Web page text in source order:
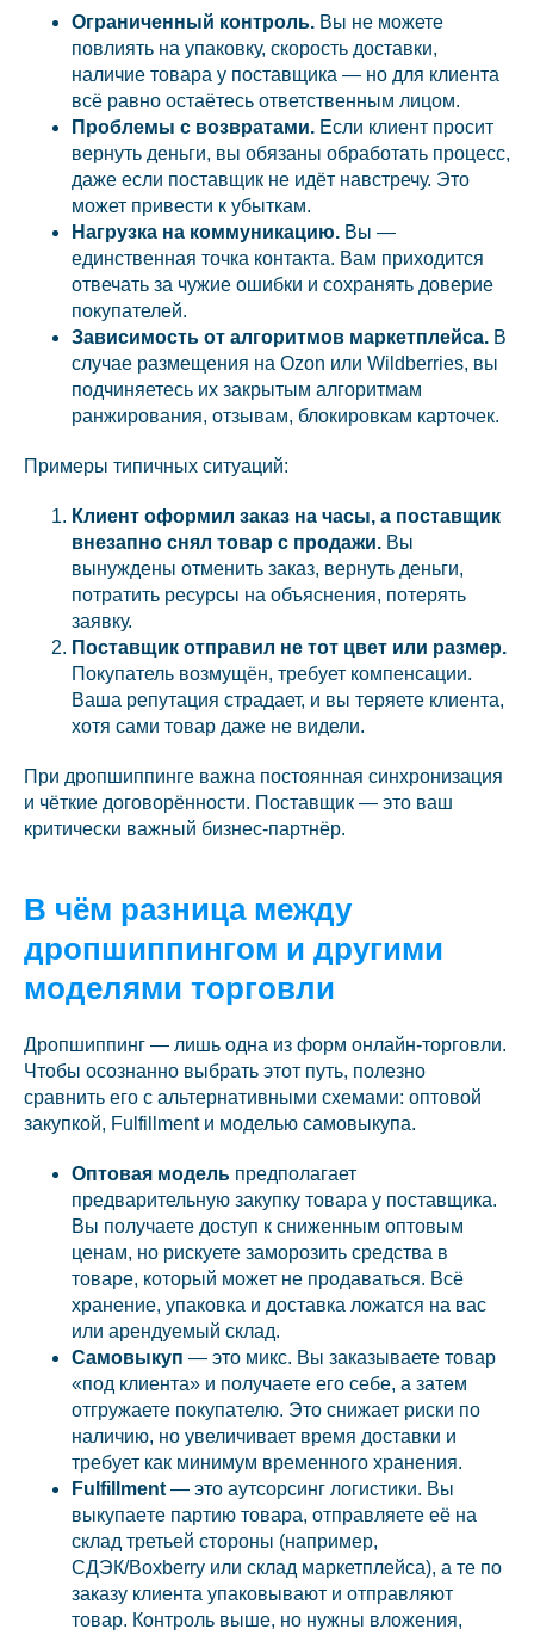
Ограниченный контроль. Вы не можете
повлиять на упаковку, скорость доставки,
наличие товара у поставщика — но для клиента
всё равно остаётесь ответственным лицом.
Проблемы с возвратами. Если клиент просит
вернуть деньги, вы обязаны обработать процесс,
даже если поставщик не идёт навстречу. Это
может привести к убыткам.
Нагрузка на коммуникацию. Вы —
единственная точка контакта. Вам приходится
отвечать за чужие ошибки и сохранять доверие
покупателей.
Зависимость от алгоритмов маркетплейса. В
случае размещения на Ozon или Wildberries, вы
подчиняетесь их закрытым алгоритмам
ранжирования, отзывам, блокировкам карточек.
Примеры типичных ситуаций:
Клиент оформил заказ на часы, а поставщик
внезапно снял товар с продажи. Вы
вынуждены отменить заказ, вернуть деньги,
потратить ресурсы на объяснения, потерять
заявку.
Поставщик отправил не тот цвет или размер.
Покупатель возмущён, требует компенсации.
Ваша репутация страдает, и вы теряете клиента,
хотя сами товар даже не видели.
При дропшиппинге важна постоянная синхронизация
и чёткие договорённости. Поставщик — это ваш
критически важный бизнес-партнёр.
В чём разница между
дропшиппингом и другими
моделями торговли
Дропшиппинг — лишь одна из форм онлайн-торговли.
Чтобы осознанно выбрать этот путь, полезно
сравнить его с альтернативными схемами: оптовой
закупкой, Fulfillment и моделью самовыкупа.
Оптовая модель предполагает
предварительную закупку товара у поставщика.
Вы получаете доступ к сниженным оптовым
ценам, но рискуете заморозить средства в
товаре, который может не продаваться. Всё
хранение, упаковка и доставка ложатся на вас
или арендуемый склад.
Самовыкуп — это микс. Вы заказываете товар
«под клиента» и получаете его себе, а затем
отгружаете покупателю. Это снижает риски по
наличию, но увеличивает время доставки и
требует как минимум временного хранения.
Fulfillment — это аутсорсинг логистики. Вы
выкупаeте партию товара, отправляете её на
склад третьей стороны (например,
СДЭК/Boxberry или склад маркетплейса), а те по
заказу клиента упаковывают и отправляют
товар. Контроль выше, но нужны вложения,